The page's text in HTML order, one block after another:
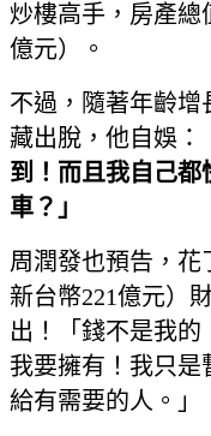
炒樓高手，房產總
億元）。
不過，隨著年齡
藏出脫，他自娛：
到！而且我自己都
車？」
周潤發也預告，花
新台幣221億元）
出！「錢不是我
我要擁有！我只是
給有需要的人。」